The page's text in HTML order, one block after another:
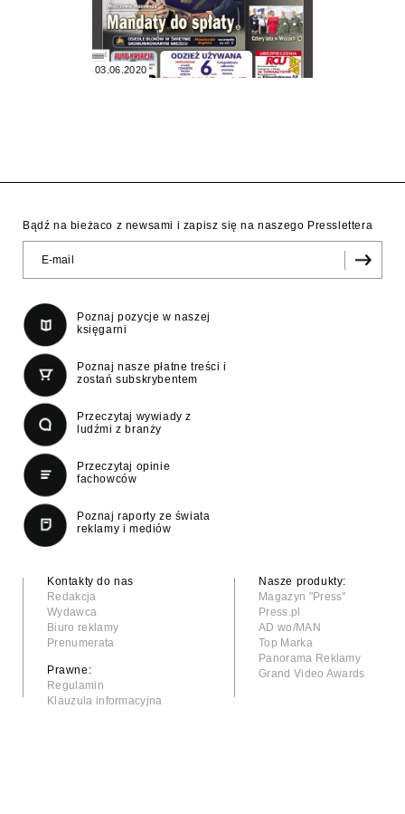
03.06.2020
Bądź na bieżaco z newsami i zapisz się na naszego Presslettera
Poznaj pozycje w naszej
księgarni
Poznaj nasze płatne treści i
zostań subskrybentem
Przeczytaj wywiady z
ludźmi z branży
Przeczytaj opinie
fachowców
Poznaj raporty ze świata
reklamy i mediów
Kontakty do nas
Redakcja
Wydawca
Biuro reklamy
Prenumerata
Prawne:
Regulamin
Klauzula informacyjna
Nasze produkty:
Magazyn "Press"
Press.pl
AD wo/MAN
Top Marka
Panorama Reklamy
Grand Video Awards